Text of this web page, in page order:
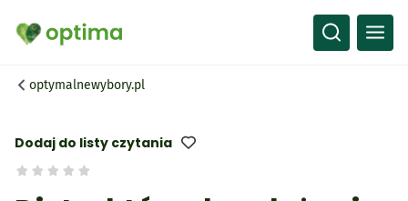
optymalnewybory.pl
Dodaj do listy czytania